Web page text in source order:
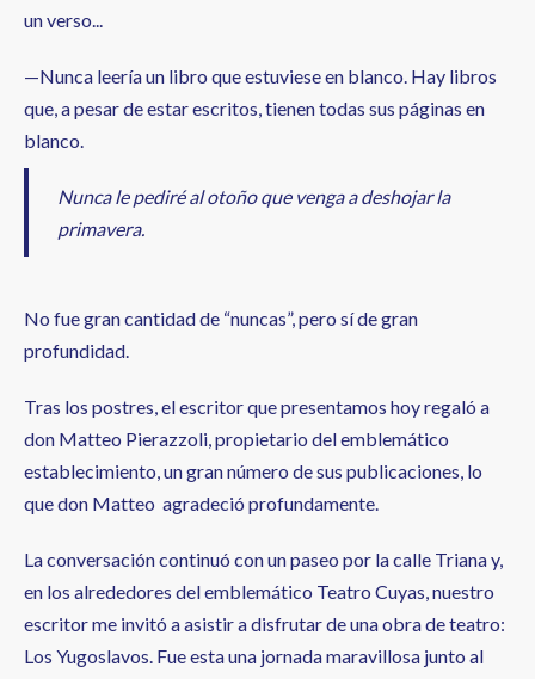
un verso...
—Nunca leería un libro que estuviese en blanco. Hay libros
que, a pesar de estar escritos, tienen todas sus páginas en
blanco.
Nunca le pediré al otoño que venga a deshojar la
primavera.
No fue gran cantidad de “nuncas”, pero sí de gran
profundidad.
Tras los postres, el escritor que presentamos hoy regaló a
don Matteo Pierazzoli, propietario del emblemático
establecimiento, un gran número de sus publicaciones, lo
que don Matteo agradeció profundamente.
La conversación continuó con un paseo por la calle Triana y,
en los alrededores del emblemático Teatro Cuyas, nuestro
escritor me invitó a asistir a disfrutar de una obra de teatro:
Los Yugoslavos. Fue esta una jornada maravillosa junto al